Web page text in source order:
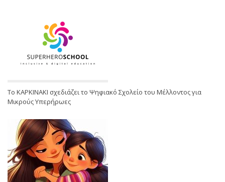
Το ΚΑΡΚΙΝΑΚΙ σχεδιάζει το Ψηφιακό Σχολείο του Μέλλοντος για
Μικρούς Υπερήρωες